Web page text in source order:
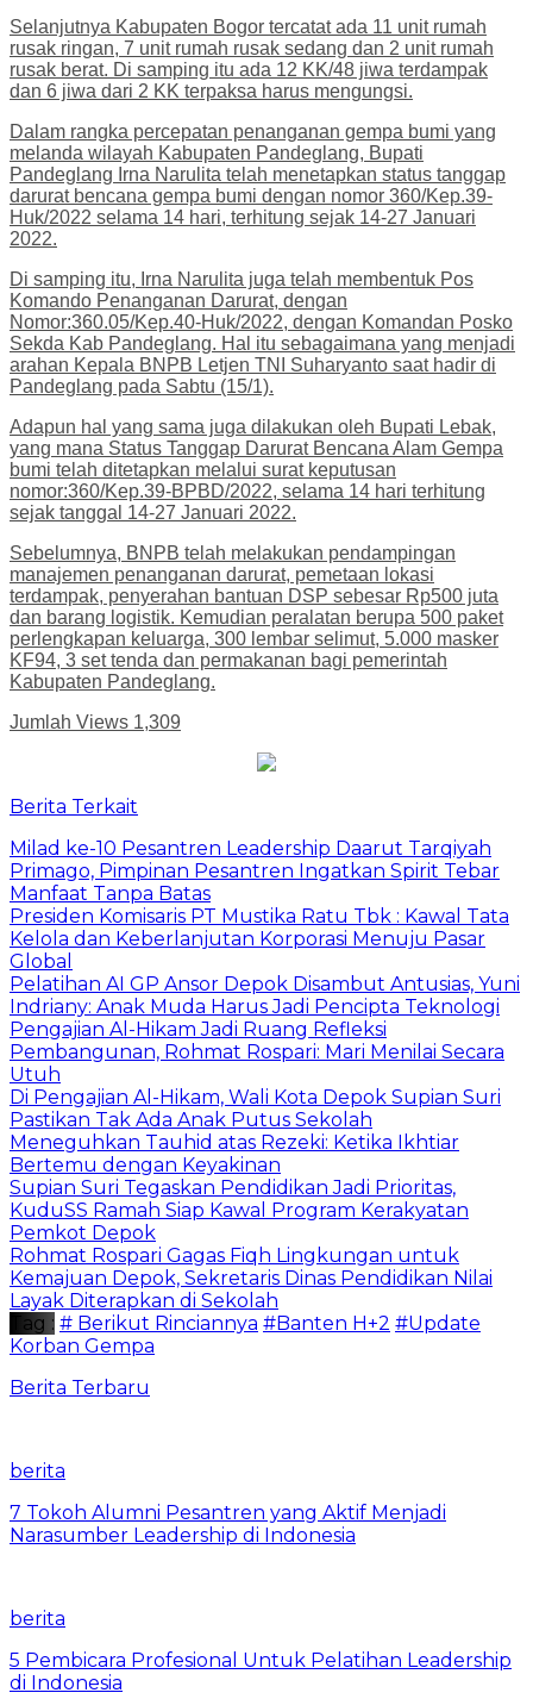
Selanjutnya Kabupaten Bogor tercatat ada 11 unit rumah
rusak ringan, 7 unit rumah rusak sedang dan 2 unit rumah
rusak berat. Di samping itu ada 12 KK/48 jiwa terdampak
dan 6 jiwa dari 2 KK terpaksa harus mengungsi.
Dalam rangka percepatan penanganan gempa bumi yang
melanda wilayah Kabupaten Pandeglang, Bupati
Pandeglang Irna Narulita telah menetapkan status tanggap
darurat bencana gempa bumi dengan nomor 360/Kep.39-
Huk/2022 selama 14 hari, terhitung sejak 14-27 Januari
2022.
Di samping itu, Irna Narulita juga telah membentuk Pos
Komando Penanganan Darurat, dengan
Nomor:360.05/Kep.40-Huk/2022, dengan Komandan Posko
Sekda Kab Pandeglang. Hal itu sebagaimana yang menjadi
arahan Kepala BNPB Letjen TNI Suharyanto saat hadir di
Pandeglang pada Sabtu (15/1).
Adapun hal yang sama juga dilakukan oleh Bupati Lebak,
yang mana Status Tanggap Darurat Bencana Alam Gempa
bumi telah ditetapkan melalui surat keputusan
nomor:360/Kep.39-BPBD/2022, selama 14 hari terhitung
sejak tanggal 14-27 Januari 2022.
Sebelumnya, BNPB telah melakukan pendampingan
manajemen penanganan darurat, pemetaan lokasi
terdampak, penyerahan bantuan DSP sebesar Rp500 juta
dan barang logistik. Kemudian peralatan berupa 500 paket
perlengkapan keluarga, 300 lembar selimut, 5.000 masker
KF94, 3 set tenda dan permakanan bagi pemerintah
Kabupaten Pandeglang.
Jumlah Views 1,309
Berita Terkait
Milad ke-10 Pesantren Leadership Daarut Tarqiyah
Primago, Pimpinan Pesantren Ingatkan Spirit Tebar
Manfaat Tanpa Batas
Presiden Komisaris PT Mustika Ratu Tbk : Kawal Tata
Kelola dan Keberlanjutan Korporasi Menuju Pasar
Global
Pelatihan AI GP Ansor Depok Disambut Antusias, Yuni
Indriany: Anak Muda Harus Jadi Pencipta Teknologi
Pengajian Al-Hikam Jadi Ruang Refleksi
Pembangunan, Rohmat Rospari: Mari Menilai Secara
Utuh
Di Pengajian Al-Hikam, Wali Kota Depok Supian Suri
Pastikan Tak Ada Anak Putus Sekolah
Meneguhkan Tauhid atas Rezeki: Ketika Ikhtiar
Bertemu dengan Keyakinan
Supian Suri Tegaskan Pendidikan Jadi Prioritas,
KuduSS Ramah Siap Kawal Program Kerakyatan
Pemkot Depok
Rohmat Rospari Gagas Fiqh Lingkungan untuk
Kemajuan Depok, Sekretaris Dinas Pendidikan Nilai
Layak Diterapkan di Sekolah
Tag : # Berikut Rinciannya #Banten H+2 #Update
Korban Gempa
Berita Terbaru
berita
7 Tokoh Alumni Pesantren yang Aktif Menjadi
Narasumber Leadership di Indonesia
berita
5 Pembicara Profesional Untuk Pelatihan Leadership
di Indonesia